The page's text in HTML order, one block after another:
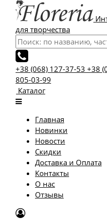
для творчества
+38 (068) 127-37-53 +38
805-03-99
Каталог
Главная
Новинки
Новости
Скидки
Доставка и Оплата
Контакты
О нас
Отзывы